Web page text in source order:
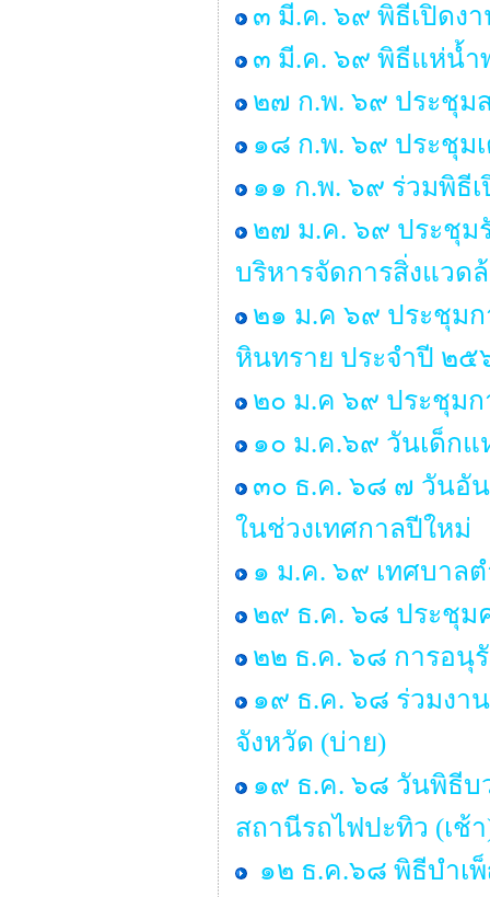
๓ มี.ค. ๖๙ พิธีเปิดง
๓ มี.ค. ๖๙ พิธีแห่น้ำ
๒๗ ก.พ. ๖๙ ประชุม
๑๘ ก.พ. ๖๙ ประชุม
๑๑ ก.พ. ๖๙ ร่วมพิธี
๒๗ ม.ค. ๖๙ ประชุม
บริหารจัดการสิ่งแวด
๒๑ ม.ค ๖๙ ประชุมก
หินทราย ประจำปี ๒๕
๒๐ ม.ค ๖๙ ประชุม
๑๐ ม.ค.๖๙ วันเด็กแ
๓๐ ธ.ค. ๖๘ ๗ วันอั
ในช่วงเทศกาลปีใหม่
๑ ม.ค. ๖๙ เทศบาล
๒๙ ธ.ค. ๖๘ ประชุม
๒๒ ธ.ค. ๖๘ การอนุ
๑๙ ธ.ค. ๖๘ ร่วมงา
จังหวัด (บ่าย)
๑๙ ธ.ค. ๖๘ วันพิธีบ
สถานีรถไฟปะทิว (เช้
๑๒ ธ.ค.๖๘ พิธีบำ